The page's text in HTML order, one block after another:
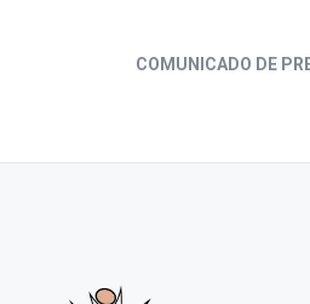
COMUNICADO DE